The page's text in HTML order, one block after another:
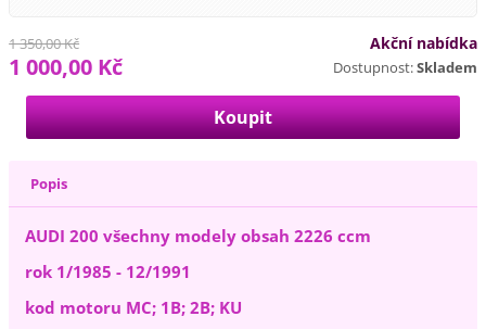
Akční nabídka
Dostupnost:Skladem
1 350,00 Kč
1 000,00 Kč
Popis
AUDI 200 všechny modely obsah 2226 ccm
rok 1/1985 - 12/1991
kod motoru MC; 1B; 2B; KU